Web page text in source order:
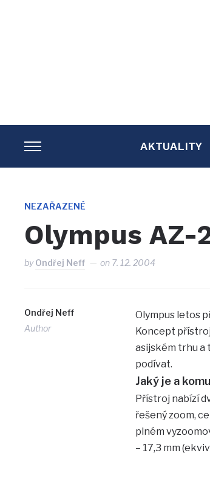
TOGGLE
SIDEBAR
NAVIGATION
AKTUALITY
NEZAŘAZENÉ
Olympus AZ-
byOndřej Neff on 7. 12. 2004
Ondřej Neff
Author
Olympus letos
Koncept
asijském trhu a
podívat.
Jaký je a
Přístroj nabízí
řešený zoom,
plném
– 17,3 mm